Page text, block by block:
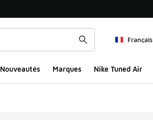
Français
Nouveautés Marques Nike Tuned Air